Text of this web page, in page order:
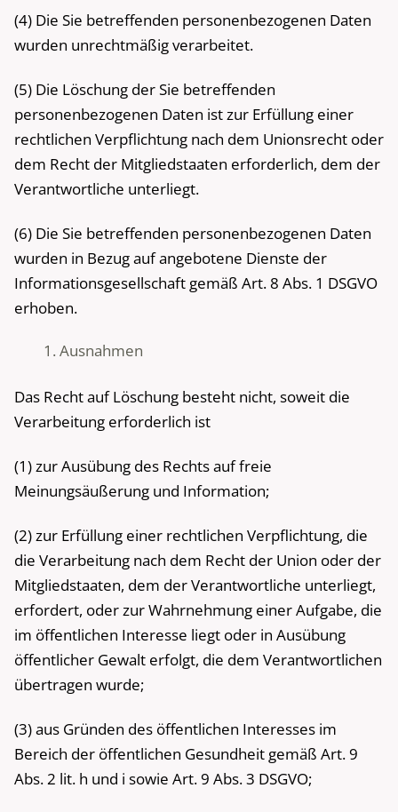
(4) Die Sie betreffenden personenbezogenen Daten
wurden unrechtmäßig verarbeitet.
(5) Die Löschung der Sie betreffenden
personenbezogenen Daten ist zur Erfüllung einer
rechtlichen Verpflichtung nach dem Unionsrecht oder
dem Recht der Mitgliedstaaten erforderlich, dem der
Verantwortliche unterliegt.
(6) Die Sie betreffenden personenbezogenen Daten
wurden in Bezug auf angebotene Dienste der
Informationsgesellschaft gemäß Art. 8 Abs. 1 DSGVO
erhoben.
Ausnahmen
Das Recht auf Löschung besteht nicht, soweit die
Verarbeitung erforderlich ist
(1) zur Ausübung des Rechts auf freie
Meinungsäußerung und Information;
(2) zur Erfüllung einer rechtlichen Verpflichtung, die
die Verarbeitung nach dem Recht der Union oder der
Mitgliedstaaten, dem der Verantwortliche unterliegt,
erfordert, oder zur Wahrnehmung einer Aufgabe, die
im öffentlichen Interesse liegt oder in Ausübung
öffentlicher Gewalt erfolgt, die dem Verantwortlichen
übertragen wurde;
(3) aus Gründen des öffentlichen Interesses im
Bereich der öffentlichen Gesundheit gemäß Art. 9
Abs. 2 lit. h und i sowie Art. 9 Abs. 3 DSGVO;